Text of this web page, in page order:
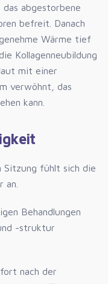
abgestorbene
befreit. Danach
Wärme tief
Kollagenneubildung
mit einer
verwöhnt, das
kann.
Sitzung fühlt sich die
an.
Behandlungen
-struktur
nach der